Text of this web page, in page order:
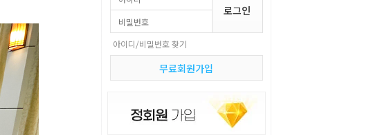
아이디/비밀번호 찾기
무료회원가입